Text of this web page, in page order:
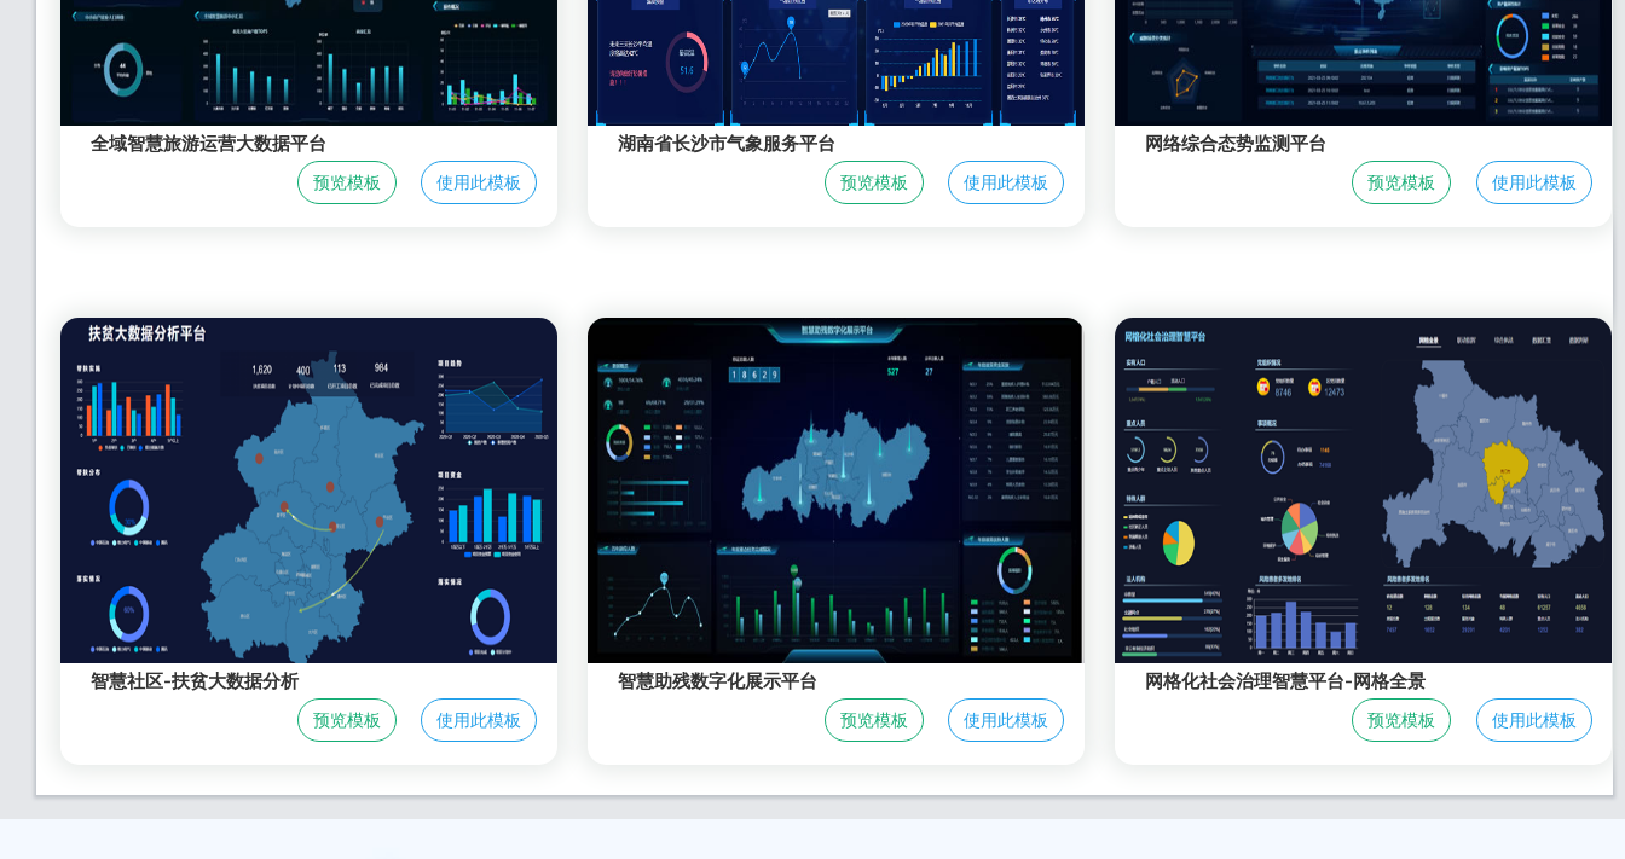
全域智慧旅游运营大数据平台
预览模板 使用此模板
湖南省长沙市气象服务平台
预览模板 使用此模板
网络综合态势监测平台
预览模板 使用此模板
智慧社区-扶贫大数据分析
预览模板 使用此模板
智慧助残数字化展示平台
预览模板 使用此模板
网格化社会治理智慧平台-网格全景
预览模板 使用此模板